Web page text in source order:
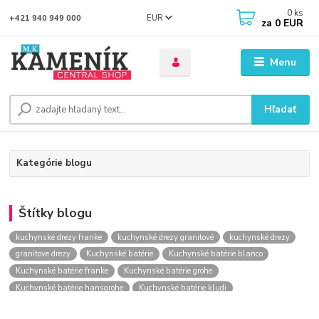
Menu
EUR
Hľadať
+421 940 949 000 0 ks
za 0 EUR
Kategórie blogu
Štítky blogu
kuchynské drezy franke kuchynské drezy granitové
kuchynské drezy
granitove drezy
Kuchynské batérie
Kuchynské batérie blanco
Kuchynské batérie franke
Kuchynské batérie grohe
Kuchynské batérie hansgrohe
Kuchynské batérie kludi